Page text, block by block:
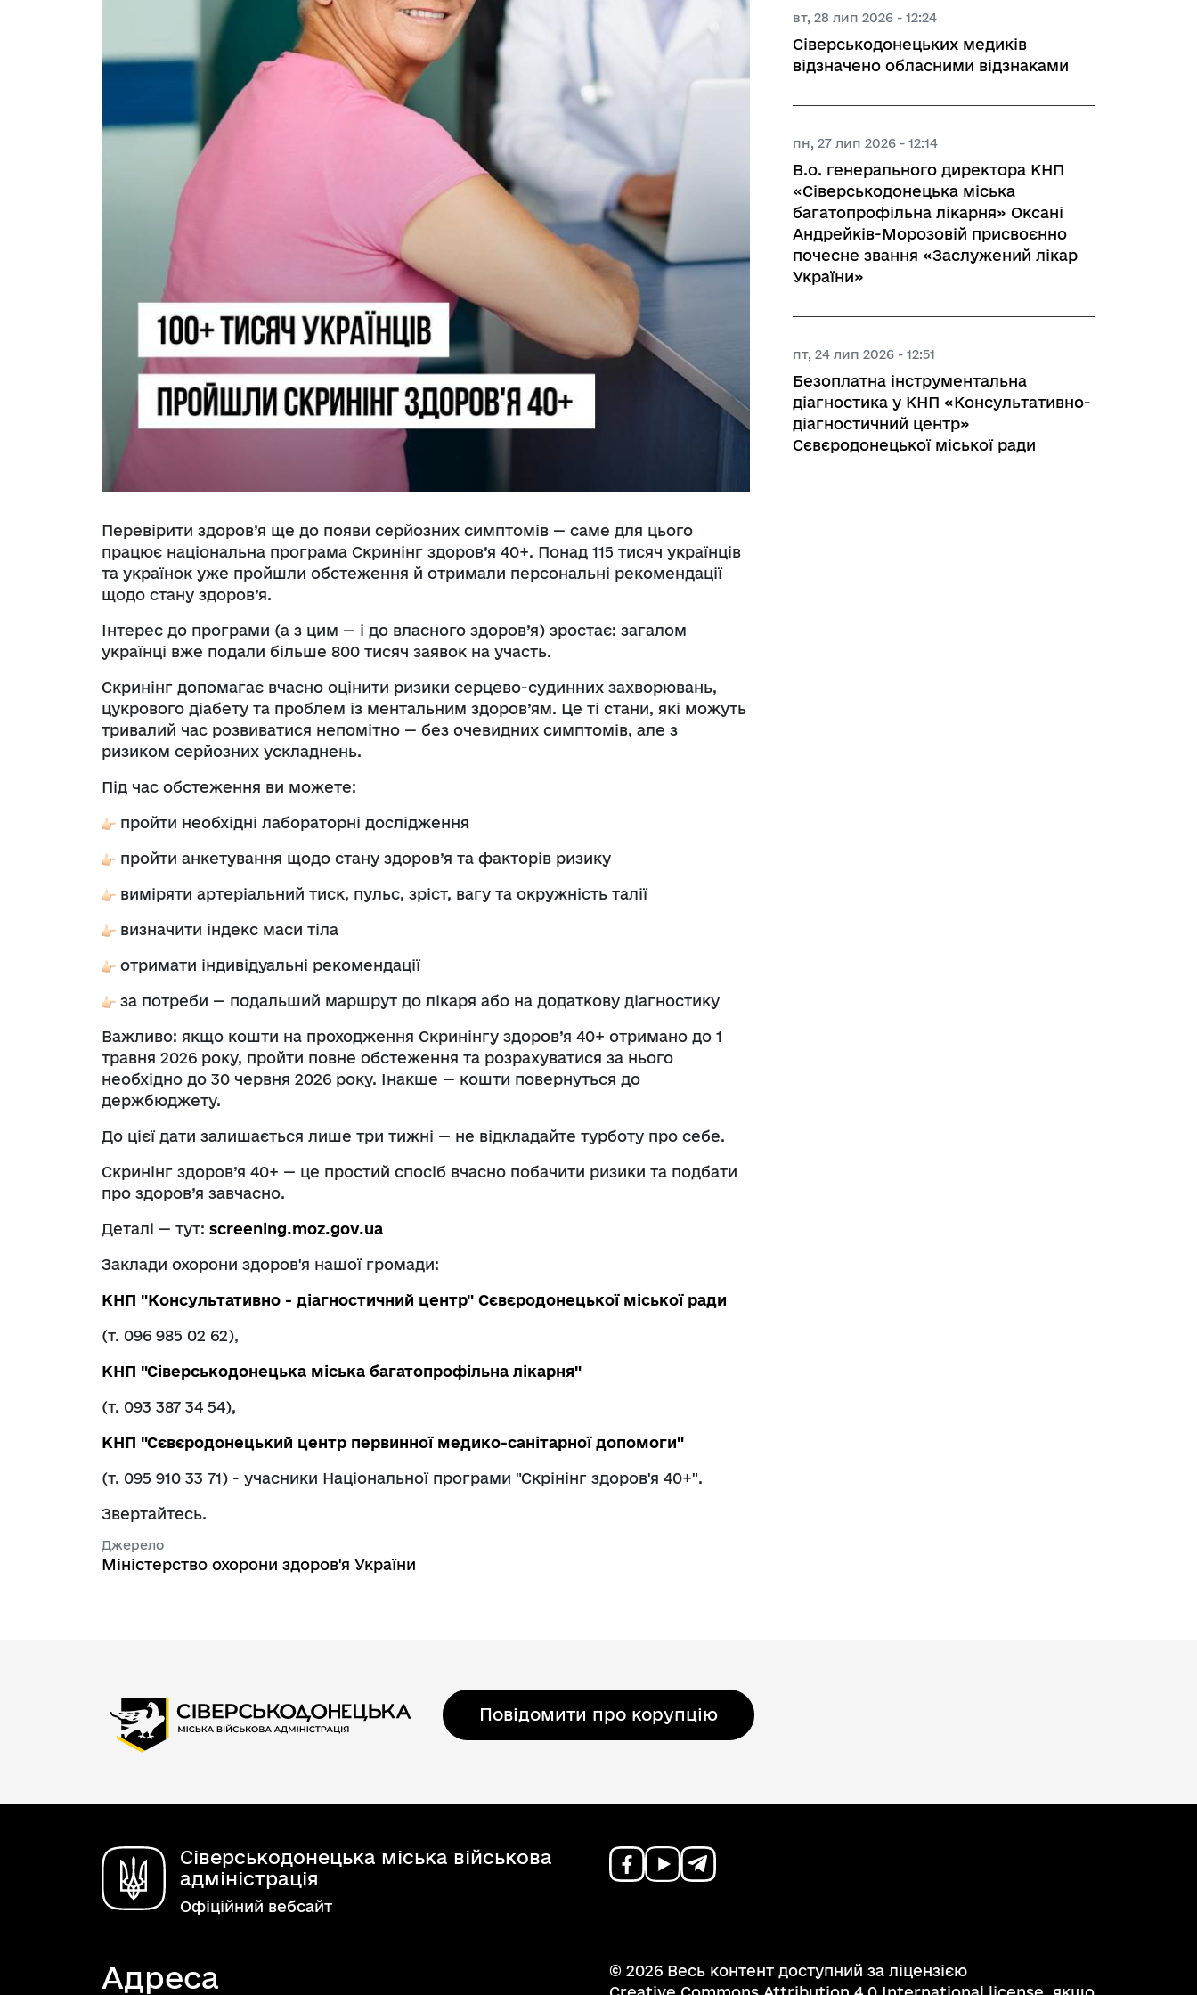
Перевірити здоров’я ще до появи серйозних симптомів — саме для цього
працює національна програма Скринінг здоров’я 40+. Понад 115 тисяч українців
та українок уже пройшли обстеження й отримали персональні рекомендації
щодо стану здоров’я.
Інтерес до програми (а з цим — і до власного здоров’я) зростає: загалом
українці вже подали більше 800 тисяч заявок на участь.
Скринінг допомагає вчасно оцінити ризики серцево-судинних захворювань,
цукрового діабету та проблем із ментальним здоров’ям. Це ті стани, які можуть
тривалий час розвиватися непомітно — без очевидних симптомів, але з
ризиком серйозних ускладнень.
Під час обстеження ви можете:
пройти необхідні лабораторні дослідження
пройти анкетування щодо стану здоров’я та факторів ризику
виміряти артеріальний тиск, пульс, зріст, вагу та окружність талії
визначити індекс маси тіла
отримати індивідуальні рекомендації
за потреби — подальший маршрут до лікаря або на додаткову діагностику
Важливо: якщо кошти на проходження Скринінгу здоров’я 40+ отримано до 1
травня 2026 року, пройти повне обстеження та розрахуватися за нього
необхідно до 30 червня 2026 року. Інакше — кошти повернуться до
держбюджету.
До цієї дати залишається лише три тижні — не відкладайте турботу про себе.
Скринінг здоров’я 40+ — це простий спосіб вчасно побачити ризики та подбати
про здоров’я завчасно.
Деталі — тут: screening.moz.gov.ua
Заклади охорони здоров'я нашої громади:
КНП "Консультативно - діагностичний центр" Сєвєродонецької міської ради
(т. 096 985 02 62),
КНП "Сіверськодонецька міська багатопрофільна лікарня"
(т. 093 387 34 54),
КНП "Сєвєродонецький центр первинної медико-санітарної допомоги"
(т. 095 910 33 71) - учасники Національної програми "Скрінінг здоров'я 40+".
Звертайтесь.
Джерело
Міністерство охорони здоров'я України
вт, 28 лип 2026 - 12:24
Сіверськодонецьких медиків
відзначено обласними відзнаками
пн, 27 лип 2026 - 12:14
В.о. генерального директора КНП
«Сіверськодонецька міська
багатопрофільна лікарня» Оксані
Андрейків-Морозовій присвоєнно
почесне звання «Заслужений лікар
України»
пт, 24 лип 2026 - 12:51
Безоплатна інструментальна
діагностика у КНП «Консультативно-
діагностичний центр»
Сєвєродонецької міської ради
Повідомити про корупцію
Сіверськодонецька міська військова
адміністрація
Офіційний вебсайт
Адреса
© 2026 Весь контент доступний за ліцензією